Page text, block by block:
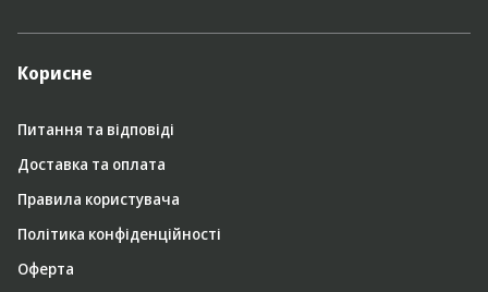
Корисне
Питання та відповіді
Доставка та оплата
Правила користувача
Політика конфіденційності
Оферта